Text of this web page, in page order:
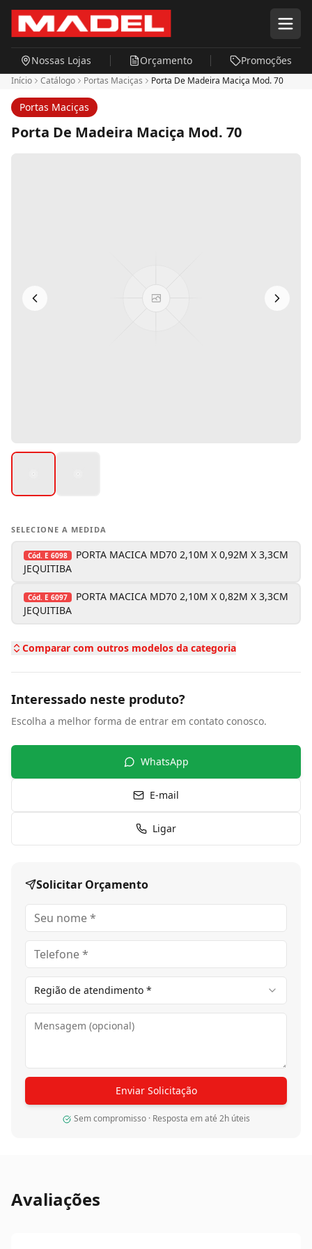
Pular para o conteúdo principal
Nossas Lojas Orçamento Promoções
Início Catálogo Portas Maciças Porta De Madeira Maciça Mod. 70
Portas Maciças
Porta De Madeira Maciça Mod. 70
SELECIONE A MEDIDA
Cód. E 6098
PORTA MACICA MD70 2,10M X 0,92M X 3,3CM
JEQUITIBA
Cód. E 6097
PORTA MACICA MD70 2,10M X 0,82M X 3,3CM
JEQUITIBA
Comparar com outros modelos da categoria
Interessado neste produto?
Escolha a melhor forma de entrar em contato conosco.
WhatsApp
E-mail
Ligar
Solicitar Orçamento
Região de atendimento *
Enviar Solicitação
Sem compromisso · Resposta em até 2h úteis
Avaliações